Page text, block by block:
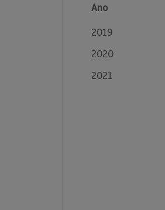
Ano
2019
2020
2021